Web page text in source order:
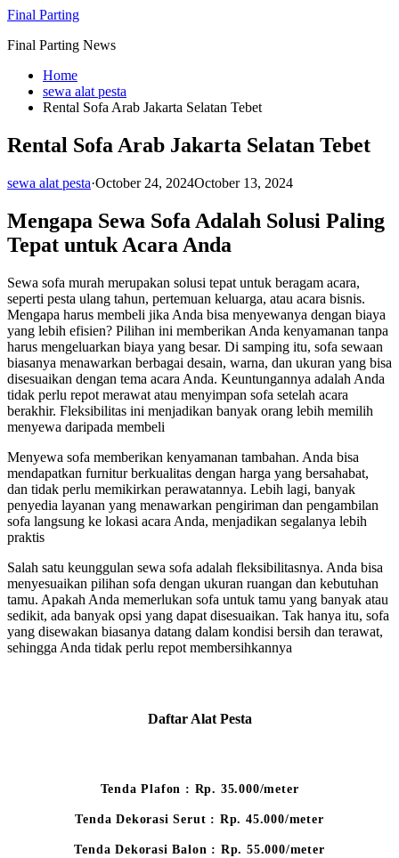
Skip
content
Final Parting
Final Parting News
Home
sewa alat pesta
Rental Sofa Arab Jakarta Selatan Tebet
Rental Sofa Arab Jakarta Selatan Tebet
sewa alat pesta·October 24, 2024October 13, 2024
Mengapa Sewa Sofa Adalah Solusi Paling
Tepat untuk Acara Anda
Sewa sofa murah merupakan solusi tepat untuk beragam acara,
seperti pesta ulang tahun, pertemuan keluarga, atau acara bisnis.
Mengapa harus membeli jika Anda bisa menyewanya dengan biaya
yang lebih efisien? Pilihan ini memberikan Anda kenyamanan tanpa
harus mengeluarkan biaya yang besar. Di samping itu, sofa sewaan
biasanya menawarkan berbagai desain, warna, dan ukuran yang bisa
disesuaikan dengan tema acara Anda. Keuntungannya adalah Anda
tidak perlu repot merawat atau menyimpan sofa setelah acara
berakhir. Fleksibilitas ini menjadikan banyak orang lebih memilih
menyewa daripada membeli
Menyewa sofa memberikan kenyamanan tambahan. Anda bisa
mendapatkan furnitur berkualitas dengan harga yang bersahabat,
dan tidak perlu memikirkan perawatannya. Lebih lagi, banyak
penyedia layanan yang menawarkan pengiriman dan pengambilan
sofa langsung ke lokasi acara Anda, menjadikan segalanya lebih
praktis
Salah satu keunggulan sewa sofa adalah fleksibilitasnya. Anda bisa
menyesuaikan pilihan sofa dengan ukuran ruangan dan kebutuhan
tamu. Apakah Anda memerlukan sofa untuk tamu yang banyak atau
sedikit, ada banyak opsi yang dapat disesuaikan. Tak hanya itu, sofa
yang disewakan biasanya datang dalam kondisi bersih dan terawat,
sehingga Anda tidak perlu repot membersihkannya
Daftar Alat Pesta
Tenda Plafon : Rp. 35.000/meter
Tenda Dekorasi Serut : Rp. 45.000/meter
Tenda Dekorasi Balon : Rp. 55.000/meter